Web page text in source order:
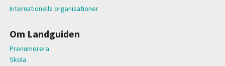
Internationella organisationer
Om Landguiden
Prenumerera
Skola